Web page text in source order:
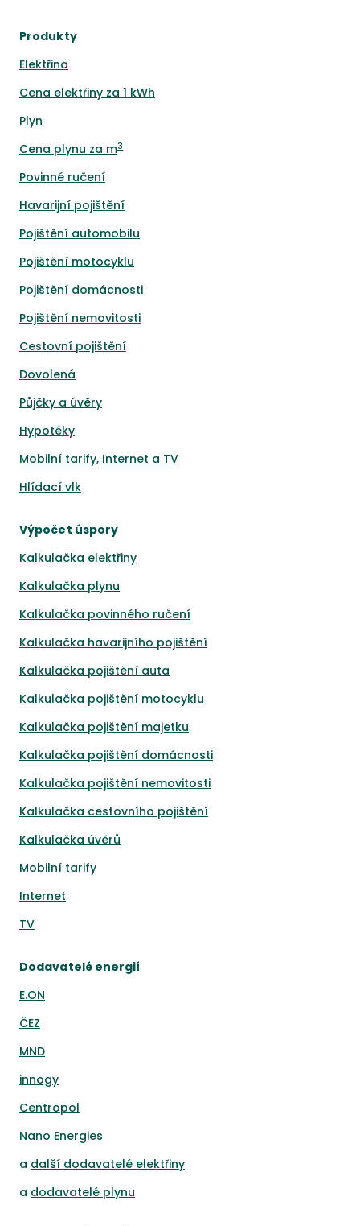
Produkty
Elektřina
Cena elektřiny za 1 kWh
Plyn
Cena plynu za m3
Povinné ručení
Havarijní pojištění
Pojištění automobilu
Pojištění motocyklu
Pojištění domácnosti
Pojištění nemovitosti
Cestovní pojištění
Dovolená
Půjčky a úvěry
Hypotéky
Mobilní tarify, Internet a TV
Hlídací vlk
Výpočet úspory
Kalkulačka elektřiny
Kalkulačka plynu
Kalkulačka povinného ručení
Kalkulačka havarijního pojištění
Kalkulačka pojištění auta
Kalkulačka pojištění motocyklu
Kalkulačka pojištění majetku
Kalkulačka pojištění domácnosti
Kalkulačka pojištění nemovitosti
Kalkulačka cestovního pojištění
Kalkulačka úvěrů
Mobilní tarify
Internet
TV
Dodavatelé energií
E.ON
ČEZ
MND
innogy
Centropol
Nano Energies
a další dodavatelé elektřiny
a dodavatelé plynu